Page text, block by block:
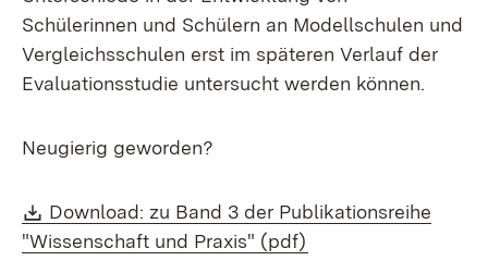
Schülerinnen und Schülern an Modellschulen und
Vergleichsschulen erst im späteren Verlauf der
Evaluationsstudie untersucht werden können.
Neugierig geworden?
Download:
Download: zu Band 3 der Publikationsreihe
"Wissenschaft und Praxis" (pdf)